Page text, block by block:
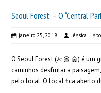
Seoul Forest – O “Central
janeiro 25, 2018 Jéssica
O Seoul Forest (서올 숲) é um
caminhos desfrutar a
pelo local. O local fica aberto